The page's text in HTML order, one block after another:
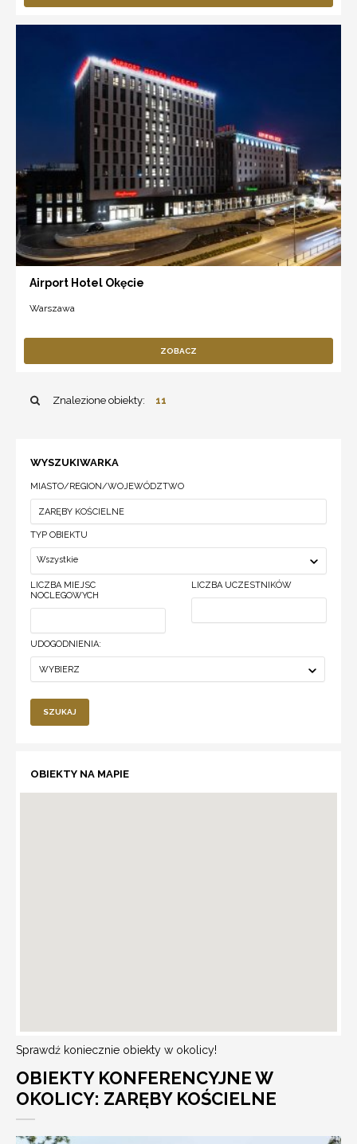
Airport Hotel Okęcie
Warszawa
ZOBACZ
Znalezione obiekty: 11
WYSZUKIWARKA
MIASTO/REGION/WOJEWÓDZTWO
TYP OBIEKTU
Wszystkie
LICZBA MIEJSC
NOCLEGOWYCH
LICZBA UCZESTNIKÓW
UDOGODNIENIA:
WYBIERZ
SZUKAJ
OBIEKTY NA MAPIE
Sprawdź koniecznie obiekty w okolicy!
OBIEKTY KONFERENCYJNE W
OKOLICY: ZARĘBY KOŚCIELNE